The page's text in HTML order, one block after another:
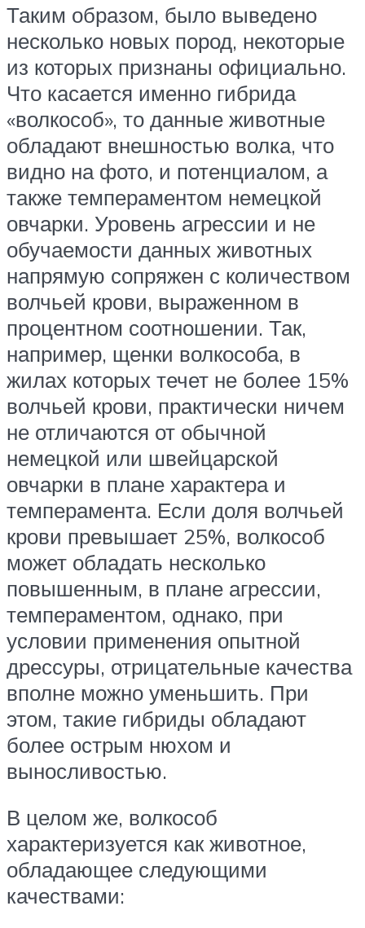
Таким образом, было выведено
несколько новых пород, некоторые
из которых признаны официально.
Что касается именно гибрида
«волкособ», то данные животные
обладают внешностью волка, что
видно на фото, и потенциалом, а
также темпераментом немецкой
овчарки. Уровень агрессии и не
обучаемости данных животных
напрямую сопряжен с количеством
волчьей крови, выраженном в
процентном соотношении. Так,
например, щенки волкособа, в
жилах которых течет не более 15%
волчьей крови, практически ничем
не отличаются от обычной
немецкой или швейцарской
овчарки в плане характера и
темперамента. Если доля волчьей
крови превышает 25%, волкособ
может обладать несколько
повышенным, в плане агрессии,
темпераментом, однако, при
условии применения опытной
дрессуры, отрицательные качества
вполне можно уменьшить. При
этом, такие гибриды обладают
более острым нюхом и
выносливостью.
В целом же, волкособ
характеризуется как животное,
обладающее следующими
качествами: